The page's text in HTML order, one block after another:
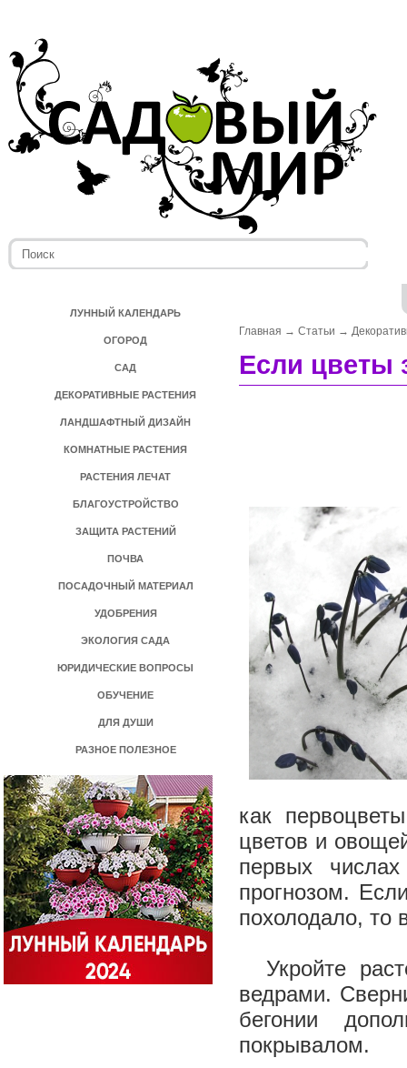
ЛУННЫЙ КАЛЕНДАРЬ
ОГОРОД
САД
ДЕКОРАТИВНЫЕ РАСТЕНИЯ
ЛАНДШАФТНЫЙ ДИЗАЙН
КОМНАТНЫЕ РАСТЕНИЯ
РАСТЕНИЯ ЛЕЧАТ
БЛАГОУСТРОЙСТВО
ЗАЩИТА РАСТЕНИЙ
ПОЧВА
ПОСАДОЧНЫЙ МАТЕРИАЛ
УДОБРЕНИЯ
ЭКОЛОГИЯ САДА
ЮРИДИЧЕСКИЕ ВОПРОСЫ
ОБУЧЕНИЕ
ДЛЯ ДУШИ
РАЗНОЕ ПОЛЕЗНОЕ
Главная → Статьи →
Если цветы
как
цветов и
первых
прогнозом.
похолодало, то
Укройте
ведрами.
бегонии
покрывалом.